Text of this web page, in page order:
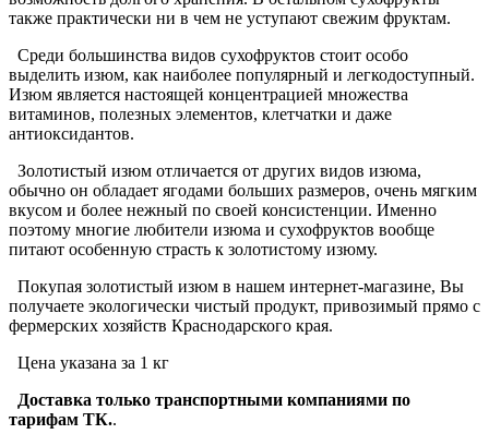
также практически ни в чем не уступают свежим фруктам.
Среди большинства видов сухофруктов стоит особо
выделить изюм, как наиболее популярный и легкодоступный.
Изюм является настоящей концентрацией множества
витаминов, полезных элементов, клетчатки и даже
антиоксидантов.
Золотистый изюм отличается от других видов изюма,
обычно он обладает ягодами больших размеров, очень мягким
вкусом и более нежный по своей консистенции. Именно
поэтому многие любители изюма и сухофруктов вообще
питают особенную страсть к золотистому изюму.
Покупая золотистый изюм в нашем интернет-магазине, Вы
получаете экологически чистый продукт, привозимый прямо с
фермерских хозяйств Краснодарского края.
Цена указана за 1 кг
Доставка только транспортными компаниями по
тарифам ТК..